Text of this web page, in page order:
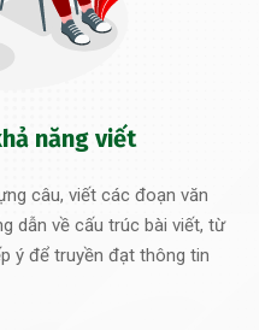
năng viết
câu, viết các đoạn văn
dẫn về cấu trúc bài viết, từ
ý để truyền đạt thông tin